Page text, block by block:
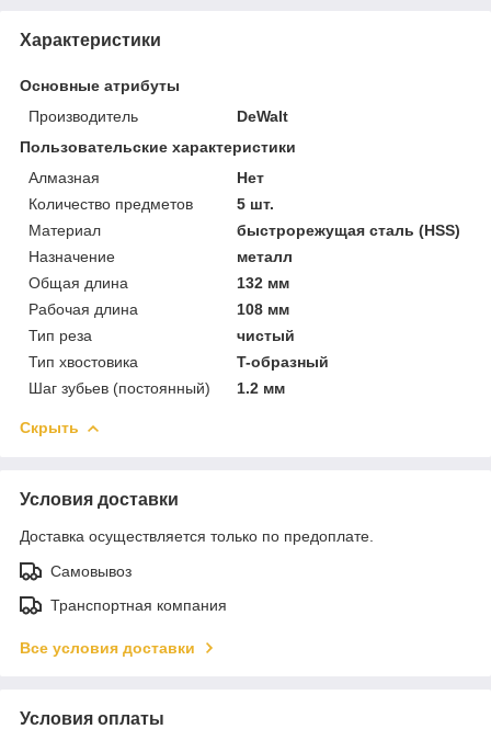
Характеристики
Основные атрибуты
Производитель
DeWalt
Пользовательские характеристики
Алмазная
Нет
Количество предметов
5 шт.
Материал
быстрорежущая сталь (HSS)
Назначение
металл
Общая длина
132 мм
Рабочая длина
108 мм
Тип реза
чистый
Тип хвостовика
T-образный
Шаг зубьев (постоянный)
1.2 мм
Скрыть
Условия доставки
Доставка осуществляется только по предоплате.
Самовывоз
Транспортная компания
Все условия доставки
Условия оплаты